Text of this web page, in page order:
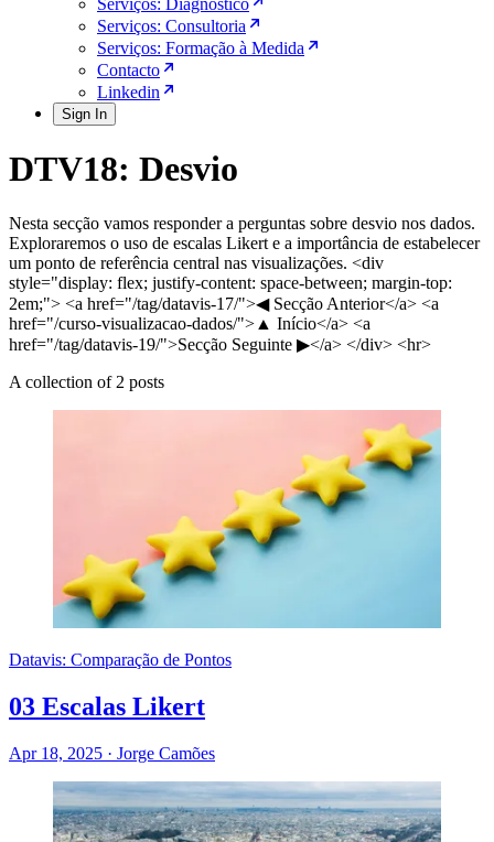
Serviços: Diagnóstico
Serviços: Consultoria
Serviços: Formação à Medida
Contacto
Linkedin
Sign In
DTV18: Desvio
Nesta secção vamos responder a perguntas sobre desvio nos dados.
Exploraremos o uso de escalas Likert e a importância de estabelecer
um ponto de referência central nas visualizações. <div
style="display: flex; justify-content: space-between; margin-top:
2em;"> <a href="/tag/datavis-17/">◀ Secção Anterior</a> <a
href="/curso-visualizacao-dados/">▲ Início</a> <a
href="/tag/datavis-19/">Secção Seguinte ▶</a> </div> <hr>
A collection of 2 posts
Datavis: Comparação de Pontos
03 Escalas Likert
Apr 18, 2025 · Jorge Camões